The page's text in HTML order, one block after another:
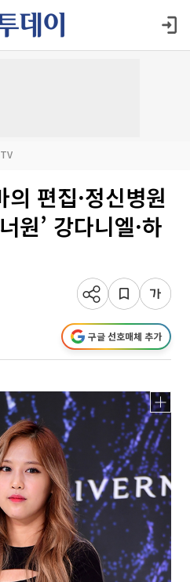
편집·정신병원
원’ 강다니엘·하
구글 선호매체 추가